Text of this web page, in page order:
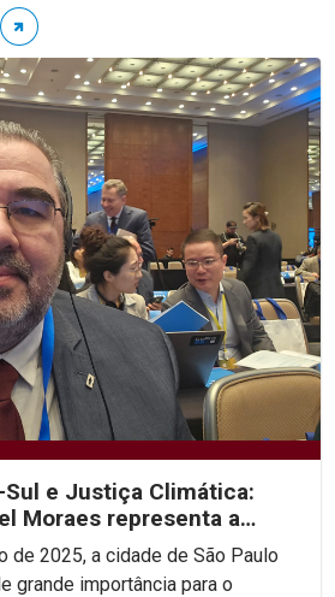
Sul e Justiça Climática:
Moraes representa a
de 2025, a cidade de São Paulo
grande importância para o